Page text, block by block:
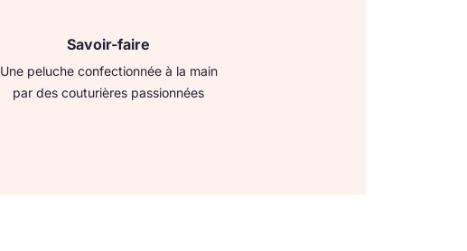
Savoir-faire
Une peluche confectionnée à la main
par des couturières passionnées